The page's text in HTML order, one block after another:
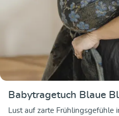
Babytragetuch Blaue
Lust auf zarte Frühlingsgefühle